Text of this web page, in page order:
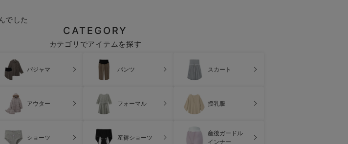
でした
CATEGORY
カテゴリでアイテムを探す
パジャマ パンツ スカート
アウター フォーマル 授乳服
ショーツ 産褥ショーツ
産後ガードル
インナー